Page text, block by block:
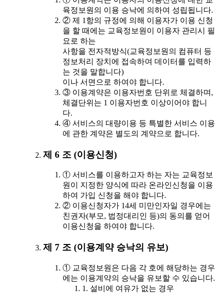
육정보원의 이용 승낙에 의하여 성립됩니다.
② 제 1항의 규정에 의해 이용자가 이용 신청
을 할 때에는 교육정보원이 이용자 관리시 필
요로 하는
사항을 전자적방식(교육정보원의 컴퓨터 등
정보처리 장치에 접속하여 데이터를 입력하
는 것을 말합니다)
이나 서면으로 하여야 합니다.
③ 이용계약은 이용자번호 단위로 체결하며,
체결단위는 1 이용자번호 이상이어야 합니
다.
④ 서비스의 대량이용 등 특별한 서비스 이용
에 관한 계약은 별도의 계약으로 합니다.
제 6 조 (이용신청)
① 서비스를 이용하고자 하는 자는 교육정보
원이 지정한 양식에 따라 온라인신청을 이용
하여 가입 신청을 해야 합니다.
② 이용신청자가 14세 미만인자일 경우에는
친권자(부모, 법정대리인 등)의 동의를 얻어
이용신청을 하여야 합니다.
제 7 조 (이용계약 승낙의 유보)
① 교육정보원은 다음 각 호에 해당하는 경우
에는 이용계약의 승낙을 유보할 수 있습니다.
1. 설비에 여유가 없는 경우